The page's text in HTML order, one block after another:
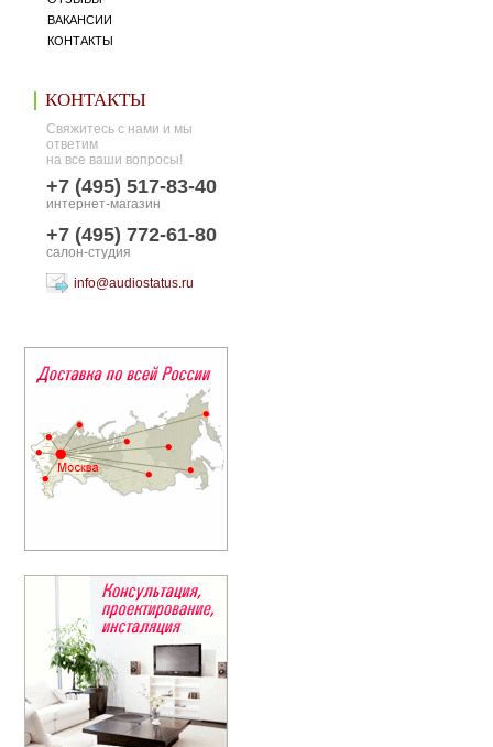
ВАКАНСИИ
КОНТАКТЫ
КОНТАКТЫ
Свяжитесь с нами и мы
ответим
на все ваши вопросы!
+7 (495) 517-83-40
интернет-магазин
+7 (495) 772-61-80
салон-студия
info@audiostatus.ru